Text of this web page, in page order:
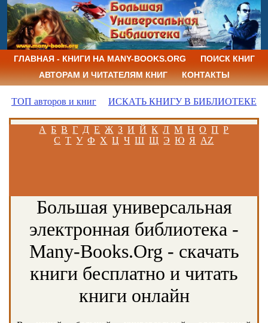
ГЛАВНАЯ - КНИГИ НА MANY-BOOKS.ORG
ПОИСК КНИГ
АВТОРАМ И ЧИТАТЕЛЯМ КНИГ
КОНТАКТЫ
ТОП авторов и книг ИСКАТЬ КНИГУ В БИБЛИОТЕКЕ
А Б В Г Д Е Ж З И Й К Л М Н О П Р
С Т У Ф Х Ц Ч Ш Щ Э Ю Я AZ
Большая универсальная
электронная библиотека -
Many-Books.Org - скачать
книги бесплатно и читать
книги онлайн